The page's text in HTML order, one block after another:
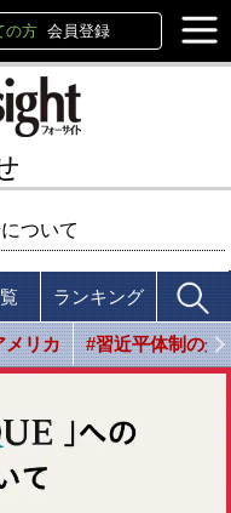
の方 会員登録
ついて
ランキング
メリカ #習近平体制の光